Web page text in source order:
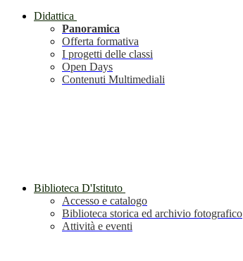
Didattica
Panoramica
Offerta formativa
I progetti delle classi
Open Days
Contenuti Multimediali
Biblioteca D'Istituto
Accesso e catalogo
Biblioteca storica ed archivio fotografico
Attività e eventi